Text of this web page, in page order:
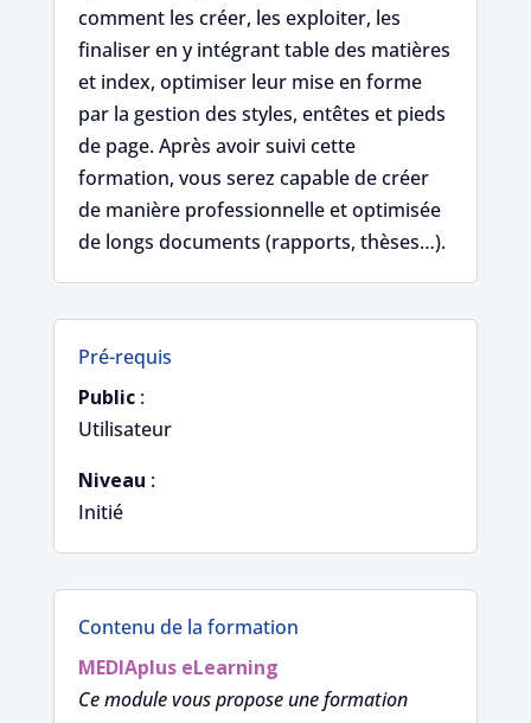
comment les créer, les exploiter, les
finaliser en y intégrant table des matières
et index, optimiser leur mise en forme
par la gestion des styles, entêtes et pieds
de page. Après avoir suivi cette
formation, vous serez capable de créer
de manière professionnelle et optimisée
de longs documents (rapports, thèses…).
Pré-requis
Public:
Utilisateur
Niveau :
Initié
Contenu de la formation
MEDIAplus eLearning
Ce module vous propose une formation